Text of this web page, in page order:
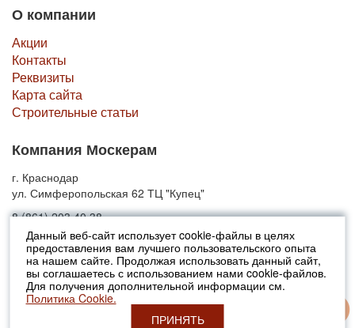
Данный веб-сайт использует cookie-файлы в целях
предоставления вам лучшего пользовательского опыта
на нашем сайте. Продолжая использовать данный сайт,
вы соглашаетесь с использованием нами cookie-файлов.
Для получения дополнительной информации см.
Политика Cookie.
ПРИНЯТЬ
О компании
Акции
Контакты
Реквизиты
Карта сайта
Строительные статьи
Компания Москерам
г. Краснодар
ул. Симферопольская 62 ТЦ "Купец"
8 (861) 203 40 38
© 2010-2026 Москерам
Указанные на сайте цены не являются публичной офертой (ст.435 ГК
РФ).
Стоимость и наличие товара просьба уточнять в офисах продаж....